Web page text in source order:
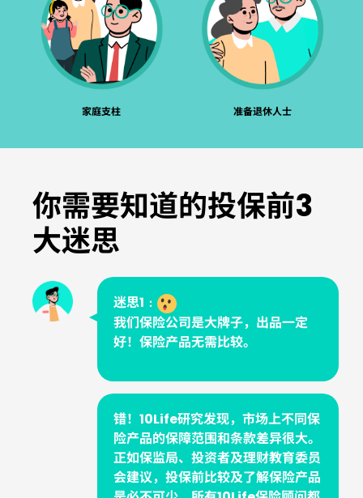
家庭支柱 准备退休人士
你需要知道的投保前3
大迷思
迷思1﹕
我们保险公司是大牌子，出品一定
好！保险产品无需比较。
错！10Life研究发现，市场上不同保
险产品的保障范围和条款差异很大。
正如保监局、投资者及理财教育委员
会建议，投保前比较及了解保险产品